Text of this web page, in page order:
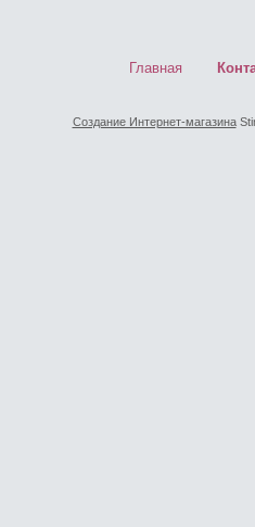
Главная
Создание Интернет-магазина